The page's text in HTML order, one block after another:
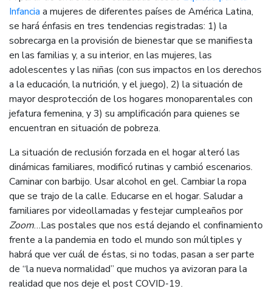
Infancia a mujeres de diferentes países de América Latina,
se hará énfasis en tres tendencias registradas: 1) la
sobrecarga en la provisión de bienestar que se manifiesta
en las familias y, a su interior, en las mujeres, las
adolescentes y las niñas (con sus impactos en los derechos
a la educación, la nutrición, y el juego), 2) la situación de
mayor desprotección de los hogares monoparentales con
jefatura femenina, y 3) su amplificación para quienes se
encuentran en situación de pobreza.
La situación de reclusión forzada en el hogar alteró las
dinámicas familiares, modificó rutinas y cambió escenarios.
Caminar con barbijo. Usar alcohol en gel. Cambiar la ropa
que se trajo de la calle. Educarse en el hogar. Saludar a
familiares por videollamadas y festejar cumpleaños por
Zoom…Las postales que nos está dejando el confinamiento
frente a la pandemia en todo el mundo son múltiples y
habrá que ver cuál de éstas, si no todas, pasan a ser parte
de “la nueva normalidad” que muchos ya avizoran para la
realidad que nos deje el post COVID-19.